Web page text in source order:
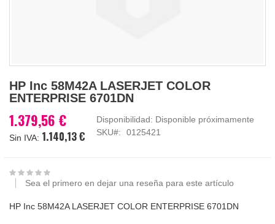
al
comienzo
la
galería
HP Inc 58M42A LASERJET COLOR
ENTERPRISE 6701DN
1.379,56 €
1.140,13 €
Disponibilidad: Disponible próximamente
SKU
0125421
Sea el primero en dejar una reseña para este artículo
HP Inc 58M42A LASERJET COLOR ENTERPRISE 6701DN